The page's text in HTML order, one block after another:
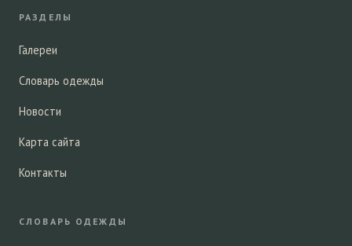
РАЗДЕЛЫ
Галереи
Словарь одежды
Новости
Карта сайта
Контакты
СЛОВАРЬ ОДЕЖДЫ